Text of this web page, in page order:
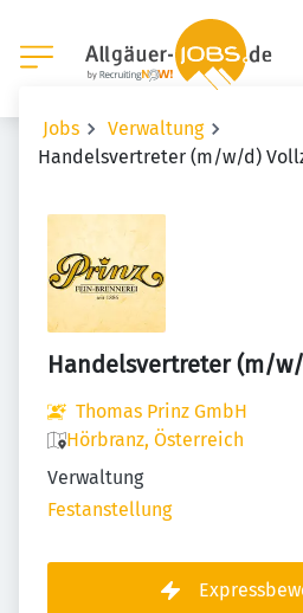
Jobs
Verwaltung
Handelsvertreter (m/w/d)
Handelsvertreter (m/
Thomas Prinz GmbH
Hörbranz, Österreich
Verwaltung
Festanstellung